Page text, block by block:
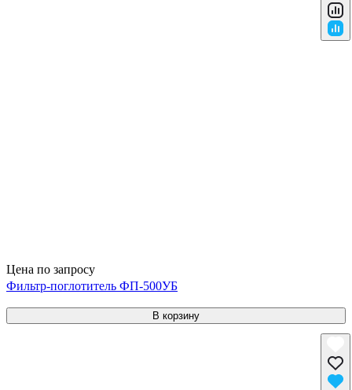
Цена по запросу
Фильтр-поглотитель ФП-500УБ
В корзину